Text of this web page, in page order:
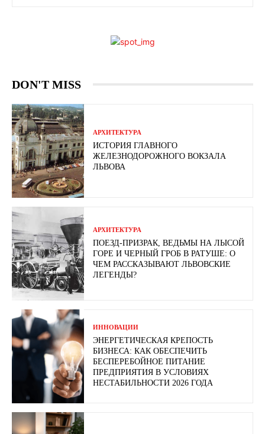
DON'T MISS
АРХИТЕКТУРА
ИСТОРИЯ ГЛАВНОГО
ЖЕЛЕЗНОДОРОЖНОГО ВОКЗАЛА
ЛЬВОВА
АРХИТЕКТУРА
ПОЕЗД-ПРИЗРАК, ВЕДЬМЫ НА ЛЫСОЙ
ГОРЕ И ЧЕРНЫЙ ГРОБ В РАТУШЕ: О
ЧЕМ РАССКАЗЫВАЮТ ЛЬВОВСКИЕ
ЛЕГЕНДЫ?
ИННОВАЦИИ
ЭНЕРГЕТИЧЕСКАЯ КРЕПОСТЬ
БИЗНЕСА: КАК ОБЕСПЕЧИТЬ
БЕСПЕРЕБОЙНОЕ ПИТАНИЕ
ПРЕДПРИЯТИЯ В УСЛОВИЯХ
НЕСТАБИЛЬНОСТИ 2026 ГОДА